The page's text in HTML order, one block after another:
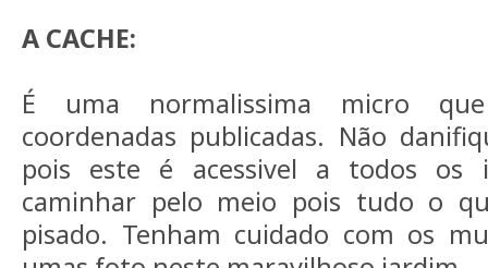
A CACHE:
É uma normalissima micro
coordenadas publicadas. Não
pois este é acessivel a todos os
caminhar pelo meio pois tudo o
pisado. Tenham cuidado com os